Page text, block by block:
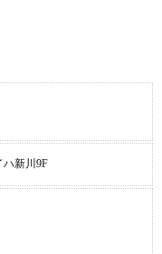
新川9F